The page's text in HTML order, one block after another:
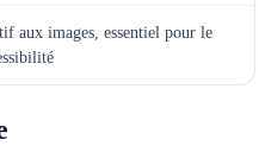
aux images, essentiel pour le